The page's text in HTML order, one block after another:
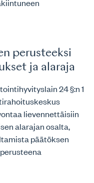
perusteeksi
ja alaraja
24 §:n 1
lievennettäisiin
alarajan osalta,
päätöksen